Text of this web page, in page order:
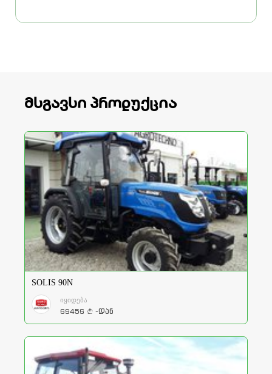
მსგავსი პროდუქცია
SOLIS 90N
იყიდება
69456 a -დან